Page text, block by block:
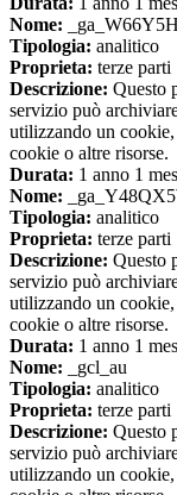
Nome:
Tipologia: analitico
Proprieta: terze parti
Descrizione: Questo
servizio può
utilizzando un
cookie o altre risorse.
Durata: 1 anno 1
Nome:
Tipologia: analitico
Proprieta: terze parti
Descrizione: Questo
servizio può
utilizzando un
cookie o altre risorse.
Durata: 1 anno 1
Nome: _gcl_au
Tipologia: analitico
Proprieta: terze parti
Descrizione: Questo
servizio può
utilizzando un